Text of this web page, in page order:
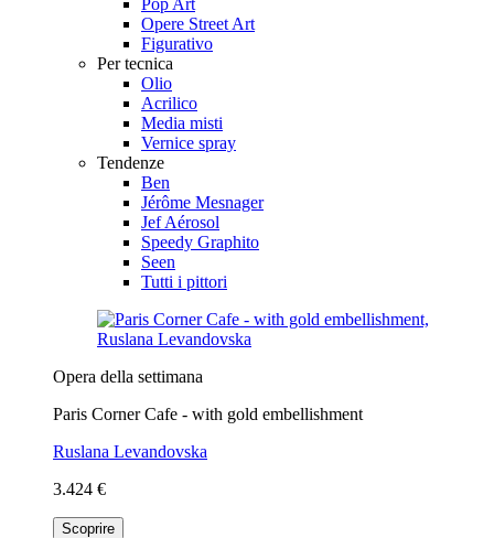
Opere Street Art
Figurativo
Per tecnica
Olio
Acrilico
Media misti
Vernice spray
Tendenze
Ben
Jérôme Mesnager
Jef Aérosol
Speedy Graphito
Seen
Tutti i pittori
Opera della settimana
Paris Corner Cafe - with gold embellishment
Ruslana Levandovska
3.424 €
Scoprire